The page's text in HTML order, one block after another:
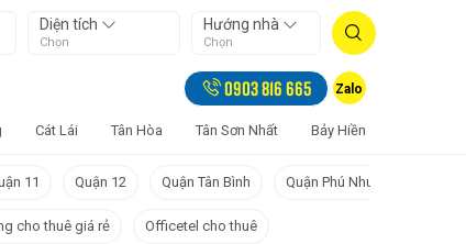
Diện tích
Chọn
Hướng nhà
Chọn
0903 816 665 Zalo
Cát Lái Tân Hòa Tân Sơn Nhất Bảy Hiền
11 Quận 12 Quận Tân Bình Quận Phú Nhuận
cho thuê giá rẻ Officetel cho thuê